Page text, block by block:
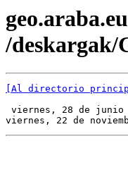
/deskargak/
[Al directorio
viernes, 28 de
viernes, 22 de